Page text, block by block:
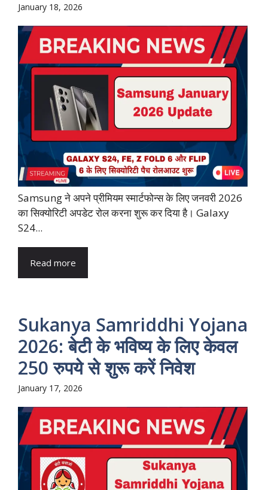
January 18, 2026
Samsung ने अपने प्रीमियम स्मार्टफोन्स के लिए जनवरी 2026
का सिक्योरिटी अपडेट रोल करना शुरू कर दिया है। Galaxy
S24...
Read more
Sukanya Samriddhi Yojana
2026: बेटी के भविष्य के लिए केवल
250 रुपये से शुरू करें निवेश
January 17, 2026